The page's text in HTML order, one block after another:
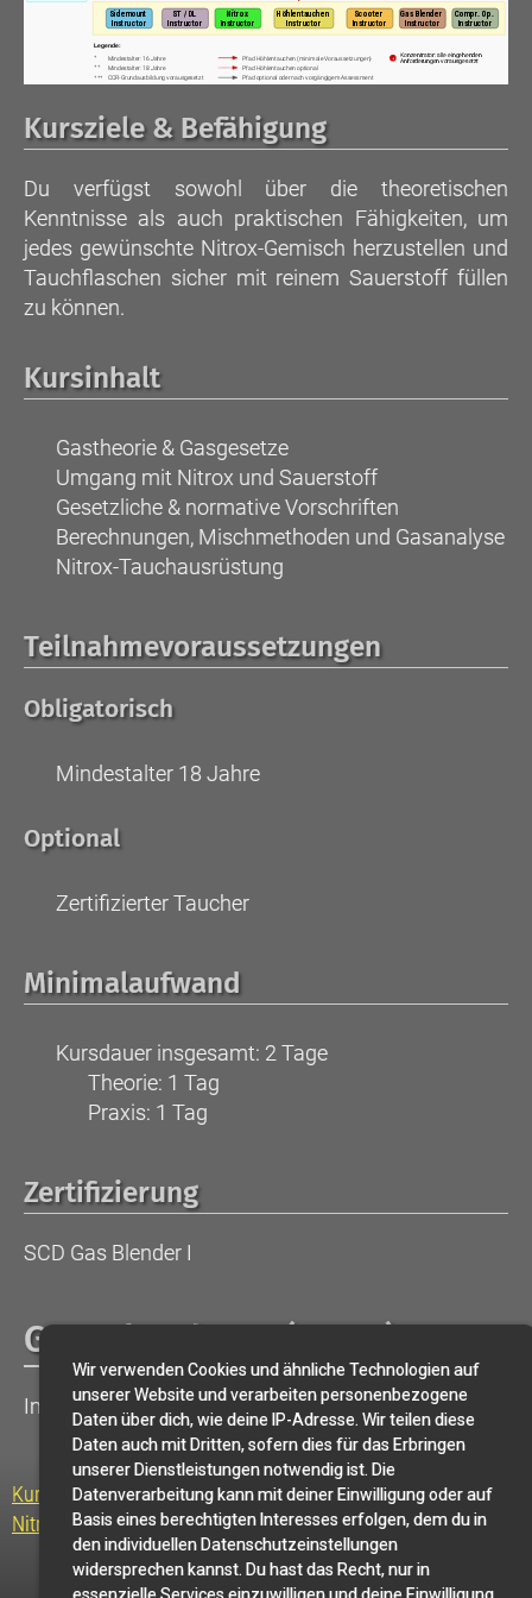
Wir verwenden Cookies und ähnliche Technologien auf
unserer Website und verarbeiten personenbezogene
Daten über dich, wie deine IP-Adresse. Wir teilen diese
Daten auch mit Dritten, sofern dies für das Erbringen
unserer Dienstleistungen notwendig ist. Die
Datenverarbeitung kann mit deiner Einwilligung oder auf
Basis eines berechtigten Interesses erfolgen, dem du in
den individuellen Datenschutzeinstellungen
widersprechen kannst. Du hast das Recht, nur in
+
++
+
Konzentrator: alle eingehenden
Anforderungen vorausgesetzt
Legende:
+++
Pfad Höhlentauchen (minimale Voraussetzungen)
Pfad Höhlentauchen optional
Pfad optional oder nach vorgängigem Assessment
Mindestalter: 16 Jahre
Mindestalter: 18 Jahre
CCR-Grundausbildung vorausgesetzt
Sidemount
Instructor
ST / DL
Instructor
Nitrox
Instructor
Höhlentauchen
Instructor
Scooter
Instructor
Gas Blender
Instructor
Compr. Op.
Instructor
Kursziele & Befähigung
Du verfügst sowohl über die theoretischen
Kenntnisse als auch praktischen Fähigkeiten, um
jedes gewünschte Nitrox-Gemisch herzustellen und
Tauchflaschen sicher mit reinem Sauerstoff füllen
zu können.
Kursinhalt
Gastheorie & Gasgesetze
Umgang mit Nitrox und Sauerstoff
Gesetzliche & normative Vorschriften
Berechnungen, Mischmethoden und Gasanalyse
Nitrox-Tauchausrüstung
Teilnahmevoraussetzungen
Obligatorisch
Mindestalter 18 Jahre
Optional
Zertifizierter Taucher
Minimalaufwand
Kursdauer insgesamt: 2 Tage
Theorie: 1 Tag
Praxis: 1 Tag
Zertifizierung
SCD Gas Blender I
Gas Blender II (GBL2)
Inhalt folgt. Standards in Überarbeitung.
Kursangebot
Nitrox
◀ Home ▶